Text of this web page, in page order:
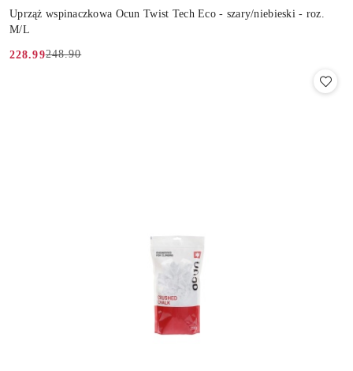
Uprząż wspinaczkowa Ocun Twist Tech Eco - szary/niebieski - roz.
M/L
Cena
228.99
Cena
248.90